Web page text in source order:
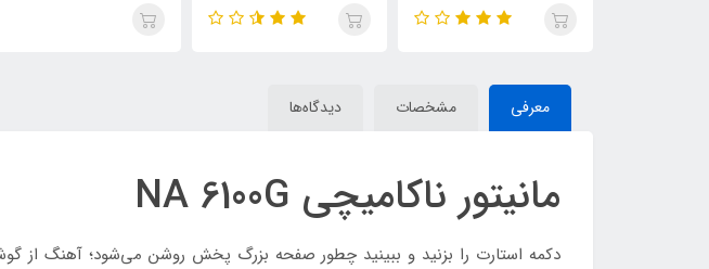
گیگ
معرفی مشخصات دیدگاه‌ها
مانیتور ناکامیچی NA 6100G
دکمه استارت را بزنید و ببینید چطور صفحه بزرگ پخش روشن می‌شود؛ آهنگ از